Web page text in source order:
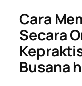
Cara
Secara
Busana